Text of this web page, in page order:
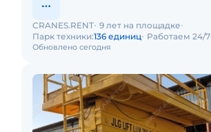
Обновлено сегодня
CRANES.RENT 9 лет на площадке
Парк техники:136 единиц Работаем 24/7